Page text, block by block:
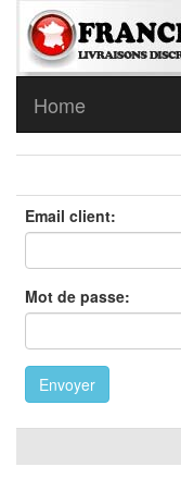
Home
Email client:
Mot de passe:
Envoyer